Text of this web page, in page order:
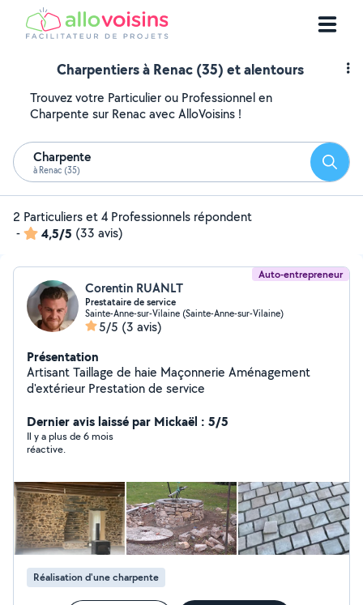
Charpentiers à Renac (35) et alentours
Trouvez votre Particulier ou Professionnel en
Charpente sur Renac avec AlloVoisins !
Charpente
à Renac (35)
2 Particuliers et 4 Professionnels répondent
-
4,5/5 (33 avis)
Auto-entrepreneur
Corentin RUANLT
Prestataire de service
Sainte-Anne-sur-Vilaine (Sainte-Anne-sur-Vilaine)
5/5 (3 avis)
Présentation
Artisant Taillage de haie Maçonnerie Aménagement
d'extérieur Prestation de service
Dernier avis laissé par Mickaël : 5/5
Il y a plus de 6 mois
réactive.
Réalisation d'une charpente